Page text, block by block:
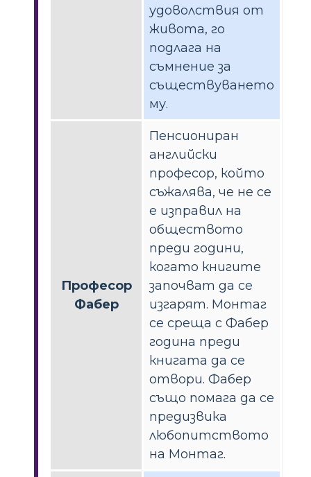
удоволствия от
живота, го
подлага на
съмнение за
съществуването
му.
Професор
Фабер
Пенсиониран
английски
професор, който
съжалява, че не се
е изправил на
обществото
преди години,
когато книгите
започват да се
изгарят. Монтаг
се среща с Фабер
година преди
книгата да се
отвори. Фабер
също помага да се
предизвика
любопитството
на Монтаг.